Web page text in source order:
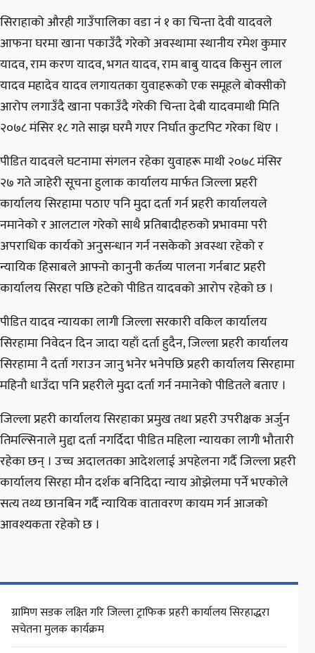
सिराहाको औरही गाउँपालिका वडा नं १ का चिन्ता देवी यादवले
आफना घरमा खाना पकाउँदै गरेको अवस्थामा स्थानीय रमेश कुमार
यादव, राम करण यादव, भगत यादव, राम बाबु यादव किसुन लाल
यादव महादेव यादव लगायतका युवाहरूको एक समूहले बोक्सीको
आरोप लगाउँदै खाना पकाउँदै गरेकी चिन्ता देबी यादवमाथी मिति
२०७८ मंसिर १८ गते साझ घरमै गएर निर्घात कुटपिट गरेका थिए ।
पीडित यादवले घटनामा संगलन रहेका युवाहरू माथी २०७८ मंसिर
२७ गते जाहेरी सूचना हुलाक कार्यालय मार्फत जिल्ला प्रहरी
कार्यालय सिरहामा पठाए पनि मुदा दर्ता गर्न प्रहरी कार्यालयले
नमानेको र आलटाल गरेको साथै प्रतिबादीहरुको प्रभावमा परी
अपराधिक कार्यको अनुसन्धान गर्न नसकेको अवस्था रहेको र
न्यायिक हिसाबले आफ्नो कानुनी कर्तव्य पालना गर्नबाट प्रहरी
कार्यालय सिरहा पछि हटेको पीडित यादवको आरोप रहेको छ ।
पीडित यादव न्यायका लागी जिल्ला सरकारी वकिल कार्यालय
सिरहामा निवेदन दिन जादा यहाँ दर्ता हुदैन, जिल्ला प्रहरी कार्यालय
सिरहामा नै दर्ता गराउन जानु भनेर भनेपछि प्रहरी कार्यालय सिरहामा
महिनौ धाउँदा पनि प्रहरीले मुदा दर्ता गर्न नमानेको पीडितले बताए ।
जिल्ला प्रहरी कार्यालय सिरहाका प्रमुख तथा प्रहरी उपरीक्षक अर्जुन
तिमल्सिनाले मुद्दा दर्ता नगर्दिदा पीडित महिला न्यायका लागी भौतारी
रहेका छन् । उच्च अदालतका आदेशलाई अपहेलना गर्दै जिल्ला प्रहरी
कार्यालय सिरहा मौन दर्शक बनिदिदा न्याय ओझेलमा पर्ने भएकोले
सत्य तथ्य छानबिन गर्दै न्यायिक वातावरण कायम गर्न आजको
आवश्यकता रहेको छ ।
ग्रामिण सडक लक्ष्ति गरि जिल्ला ट्राफिक प्रहरी कार्यालय सिरहाद्धरा
सचेतना मुलक कार्यक्रम